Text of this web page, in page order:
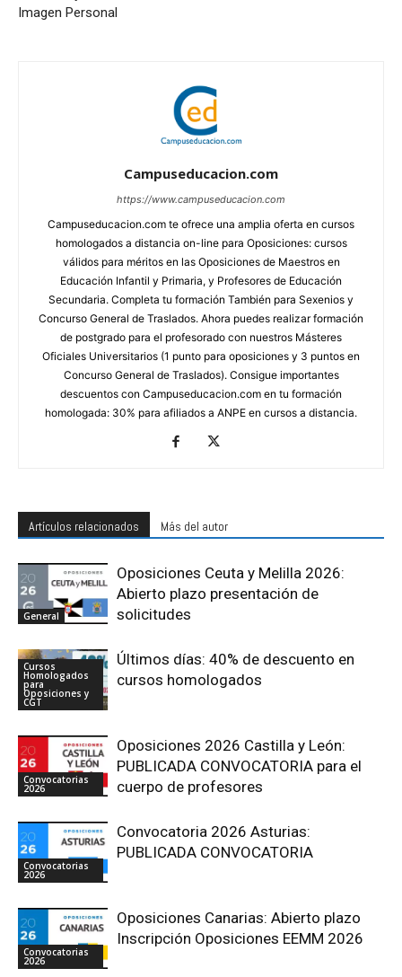
Imagen Personal
Campuseducacion.com
https://www.campuseducacion.com
Campuseducacion.com te ofrece una amplia oferta en cursos
homologados a distancia on-line para Oposiciones: cursos
válidos para méritos en las Oposiciones de Maestros en
Educación Infantil y Primaria, y Profesores de Educación
Secundaria. Completa tu formación También para Sexenios y
Concurso General de Traslados. Ahora puedes realizar formación
de postgrado para el profesorado con nuestros Másteres
Oficiales Universitarios (1 punto para oposiciones y 3 puntos en
Concurso General de Traslados). Consigue importantes
descuentos con Campuseducacion.com en tu formación
homologada: 30% para afiliados a ANPE en cursos a distancia.
Artículos relacionados Más del autor
General
Oposiciones Ceuta y Melilla 2026:
Abierto plazo presentación de
solicitudes
Cursos
Homologados
para
Oposiciones y
CGT
Últimos días: 40% de descuento en
cursos homologados
Convocatorias
2026
Oposiciones 2026 Castilla y León:
PUBLICADA CONVOCATORIA para el
cuerpo de profesores
Convocatorias
2026
Convocatoria 2026 Asturias:
PUBLICADA CONVOCATORIA
Convocatorias
2026
Oposiciones Canarias: Abierto plazo
Inscripción Oposiciones EEMM 2026